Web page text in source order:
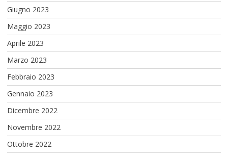
Giugno 2023
Maggio 2023
Aprile 2023
Marzo 2023
Febbraio 2023
Gennaio 2023
Dicembre 2022
Novembre 2022
Ottobre 2022